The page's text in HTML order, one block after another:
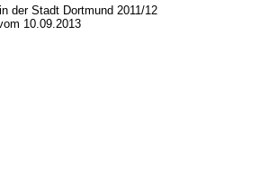
der Stadt Dortmund 2011/12
10.09.2013